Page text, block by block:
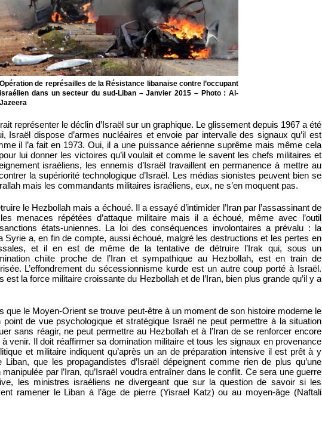
Opération de représailles de la Résistance libanaise contre l’occupant
israélien dans un secteur du sud-Liban – Janvier 2015 – Photo : Al-
Jazeera
représenter le déclin d’Israël sur un graphique. Le glissement depuis 1967 a été
Israël dispose d’armes nucléaires et envoie par intervalle des signaux qu’il est
il l’a fait en 1973. Oui, il a une puissance aérienne suprême mais même cela
lui donner les victoires qu’il voulait et comme le savent les chefs militaires et
israéliens, les ennemis d’Israël travaillent en permanence à mettre au
la supériorité technologique d’Israël. Les médias sionistes peuvent bien se
mais les commandants militaires israéliens, eux, ne s’en moquent pas.
le Hezbollah mais a échoué. Il a essayé d’intimider l’Iran par l’assassinant de
menaces répétées d’attaque militaire mais il a échoué, même avec l’outil
états-uniennes. La loi des conséquences involontaires a prévalu : la
Syrie a, en fin de compte, aussi échoué, malgré les destructions et les pertes en
et il en est de même de la tentative de détruire l’Irak qui, sous un
chiite proche de l’Iran et sympathique au Hezbollah, est en train de
L’effondrement du sécessionnisme kurde est un autre coup porté à Israël.
est la force militaire croissante du Hezbollah et de l’Iran, bien plus grande qu’il y a
que le Moyen-Orient se trouve peut-être à un moment de son histoire moderne le
point de vue psychologique et stratégique Israël ne peut permettre à la situation
sans réagir, ne peut permettre au Hezbollah et à l’Iran de se renforcer encore
venir. Il doit réaffirmer sa domination militaire et tous les signaux en provenance
et militaire indiquent qu’après un an de préparation intensive il est prêt à y
que les propagandistes d’Israël dépeignent comme rien de plus qu’une
par l’Iran, qu’Israël voudra entraîner dans le conflit. Ce sera une guerre
les ministres israéliens ne divergeant que sur la question de savoir si les
ramener le Liban à l’âge de pierre (Yisrael Katz) ou au moyen-âge (Naftali